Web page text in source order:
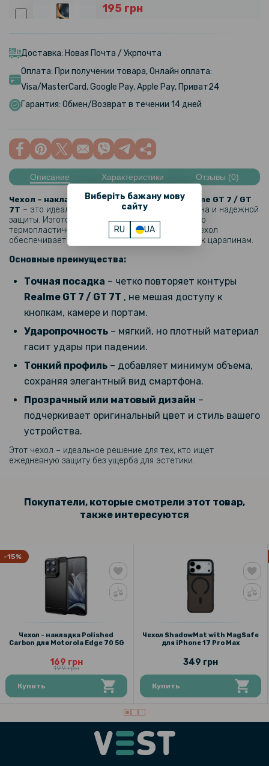
Виберіть бажану мову
сайту
RU UA
195 грн
144 грн
169 грн
Защитное стекло Full Screen Tempered Glass для Realme GT 7 / GT
212 грн
249 грн
Защитное стекло Privacy Full Screen для Realme GT 7 / GT 7T
186 грн
219 грн
263 грн
329 грн
поддержкой беспроводной зарядки
Доставка: Новая Почта / Укрпочта
Оплата: При получении товара, Онлайн оплата:
Visa/MasterCard, Google Pay, Apple Pay, Приват24
Гарантия: Обмен/Возврат в течении 14 дней
Описание Характеристики Отзывы (0)
Чехол – накладка TPU Bamper Case для Realme GT 7 / GT
7T – это идеальное сочетание стильного дизайна и надежной
защиты. Изготовленный из высококачественного
термопластического полиуретана (TPU), этот чехол
обеспечивает гибкость, прочность и стойкость к царапинам.
Основные преимущества:
Точная посадка – четко повторяет контуры
Realme GT 7 / GT 7T , не мешая доступу к
кнопкам, камере и портам.
Ударопрочность – мягкий, но плотный материал
гасит удары при падении.
Тонкий профиль – добавляет минимум объема,
сохраняя элегантный вид смартфона.
Прозрачный или матовый дизайн –
подчеркивает оригинальный цвет и стиль вашего
устройства.
Этот чехол – идеальное решение для тех, кто ищет
ежедневную защиту без ущерба для эстетики.
Покупатели, которые смотрели этот товар,
также интересуются
-15%
Чехол - накладка Polished
Carbon для Motorola Edge 70 5G
169 грн
199 грн
Купить
Чехол ShadowMat with MagSafe
для iPhone 17 Pro Max
349 грн
Купить